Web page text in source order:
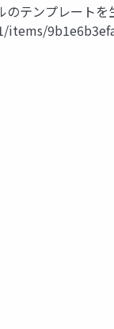
テンプレートを
items/